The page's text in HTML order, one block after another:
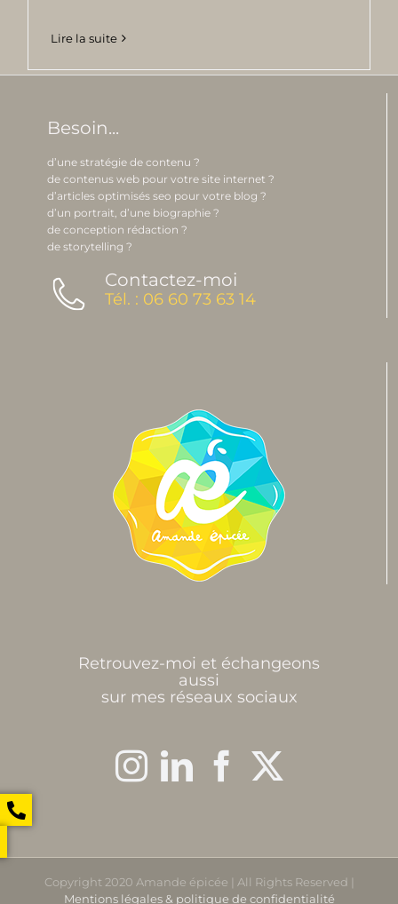
Lire la suite
Besoin...
d’une stratégie de contenu ?
de contenus web pour votre site internet ?
d’articles optimisés seo pour votre blog ?
d’un portrait, d’une biographie ?
de conception rédaction ?
de storytelling ?
Contactez-moi
Tél. : 06 60 73 63 14
Retrouvez-moi et échangeons
aussi
sur mes réseaux sociaux
Copyright 2020 Amande épicée | All Rights Reserved |
Mentions légales & politique de confidentialité